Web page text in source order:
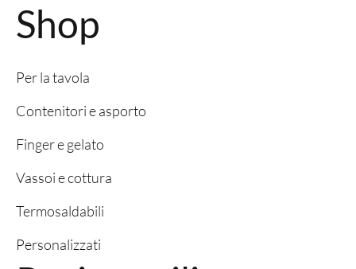
Shop
Per la tavola
Contenitori e asporto
Finger e gelato
Vassoi e cottura
Termosaldabili
Personalizzati